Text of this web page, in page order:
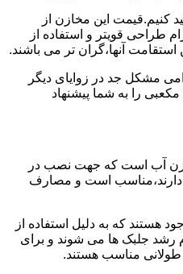
کنیم.قیمت این مخازن از
طراحی قویتر و استفاده از
آنها،گران تر می باشند.
مشکل جد در زوایای دیگر
را به شما پیشنهاد
آب است که جهت نصب در
است و مصارف
هستند که به دلیل استفاده از
رشد جلبک ها می شوند و برای
مناسب هستند.